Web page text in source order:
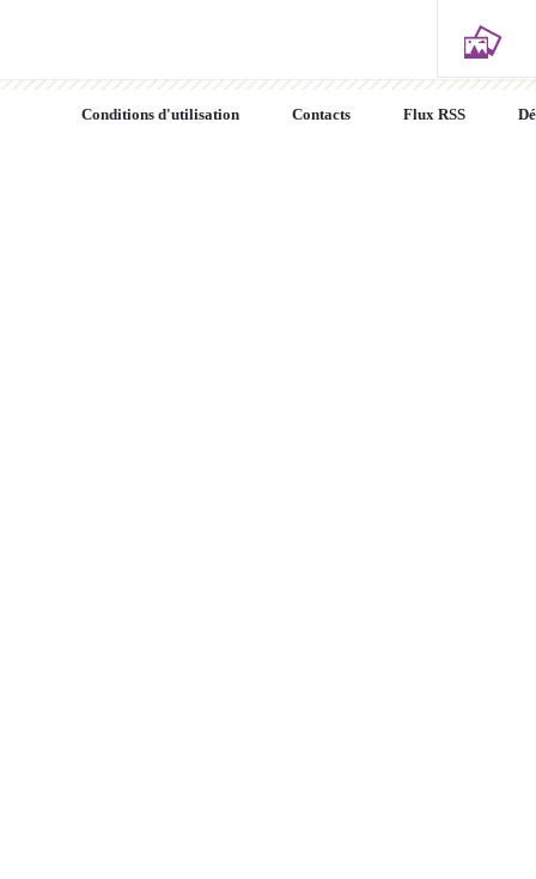
Conditions d'utilisation Contacts Flux RSS